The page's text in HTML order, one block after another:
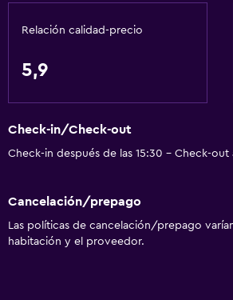
Relación calidad-precio
5,9
Check-in/Check-out
Check-in después de las 15:30 - Check-out
Cancelación/prepago
Las políticas de cancelación/prepago
habitación y el proveedor.